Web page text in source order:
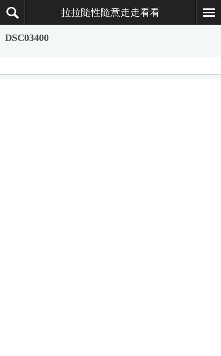
拉拉隨性隨意走走看看
DSC03400